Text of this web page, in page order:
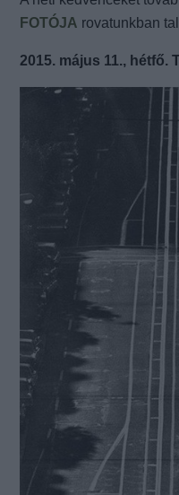
FOTÓJA rovatunkban
2015. május 11., hétfő.